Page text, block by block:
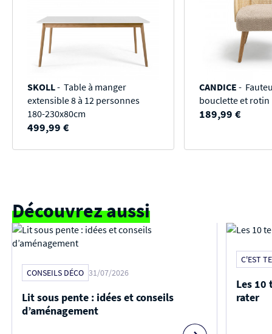
SKOLL- Table à manger
extensible 8 à 12 personnes
180-230x80cm
499,99 €
CANDICE -
bouclette et rotin
189,99 €
Découvrez aussi
CONSEILS DÉCO 31/07/2026
Lit sous pente : idées et conseils
d’aménagement
C'EST
Les 10
rater